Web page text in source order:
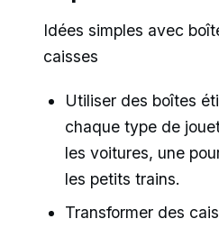
Idées simples avec
caisses
Utiliser des boîtes
chaque type de
les voitures, une
les petits trains.
Transformer des